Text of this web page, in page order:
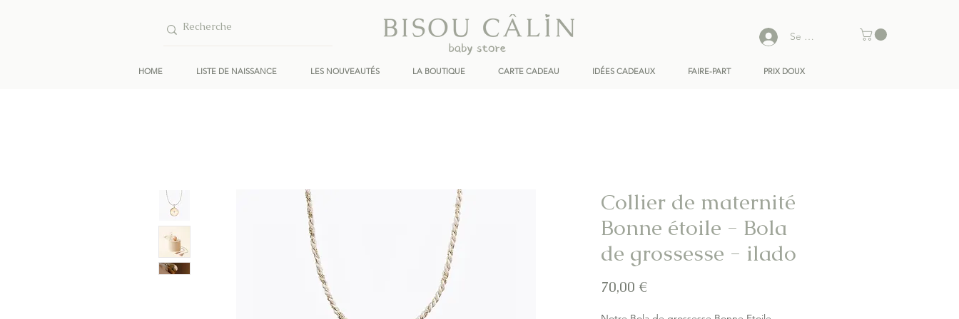
HOME LISTE DE NAISSANCE LES NOUVEAUTÉS LA BOUTIQUE CARTE CADEAU IDÉES CADEAUX FAIRE-PART PRIX DOUX
Se connecter
Collier de maternité
Bonne étoile - Bola
de grossesse - ilado
70,00 €Prix